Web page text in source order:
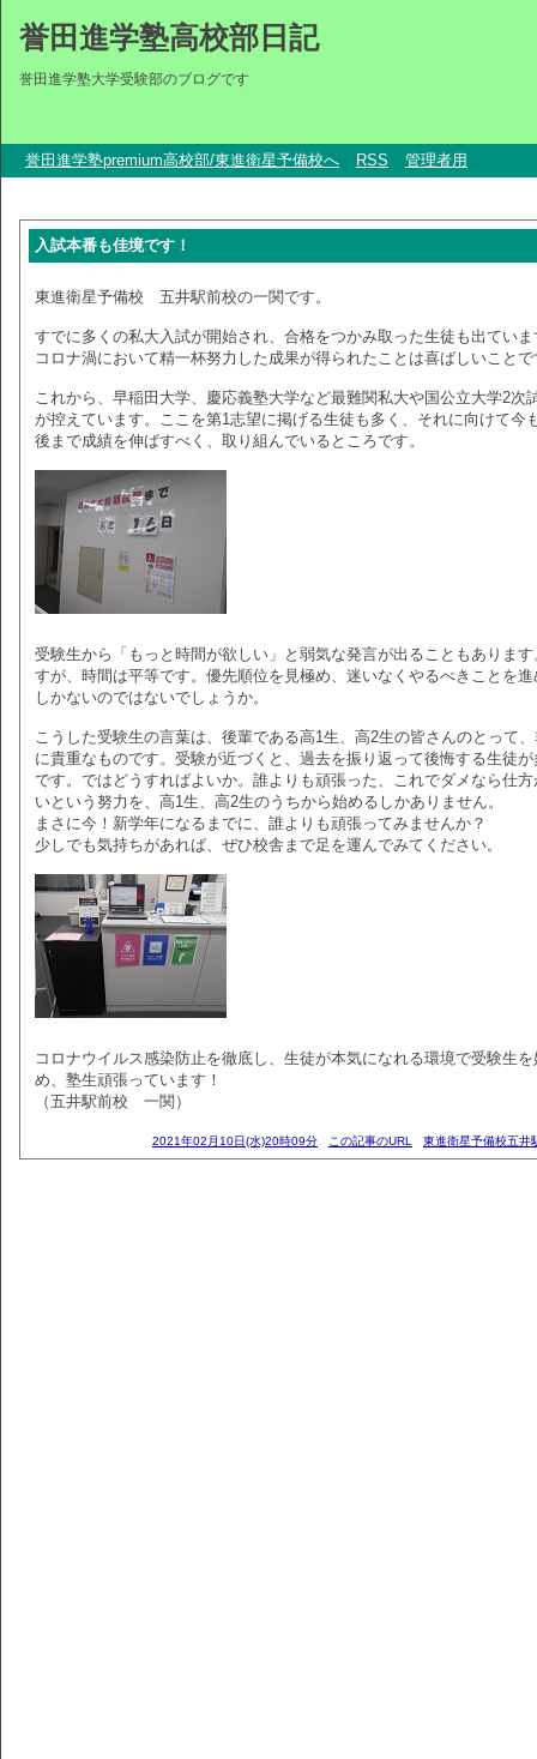
誉田進学塾高校部日記
誉田進学塾大学受験部のブログです
誉田進学塾premium高校部/東進衛星予備校へ RSS 管理者用
入試本番も佳境です！
東進衛星予備校 五井駅前校の一関です。
すでに多くの私大入試が開始され、合格をつかみ取った生徒も出ていま
コロナ渦において精一杯努力した成果が得られたことは喜ばしいことで
これから、早稲田大学、慶応義塾大学など最難関私大や国公立大学2次
が控えています。ここを第1志望に掲げる生徒も多く、それに向けて今
後まで成績を伸ばすべく、取り組んでいるところです。
受験生から「もっと時間が欲しい」と弱気な発言が出ることもあります
すが、時間は平等です。優先順位を見極め、迷いなくやるべきことを進
しかないのではないでしょうか。
こうした受験生の言葉は、後輩である高1生、高2生の皆さんのとって
に貴重なものです。受験が近づくと、過去を振り返って後悔する生徒が
です。ではどうすればよいか。誰よりも頑張った、これでダメなら仕方
いという努力を、高1生、高2生のうちから始めるしかありません。
まさに今！新学年になるまでに、誰よりも頑張ってみませんか？
少しでも気持ちがあれば、ぜひ校舎まで足を運んでみてください。
コロナウイルス感染防止を徹底し、生徒が本気になれる環境で受験生を
め、塾生頑張っています！
（五井駅前校 一関）
2021年02月10日(水)20時09分 この記事のURL 東進衛星予備校五井